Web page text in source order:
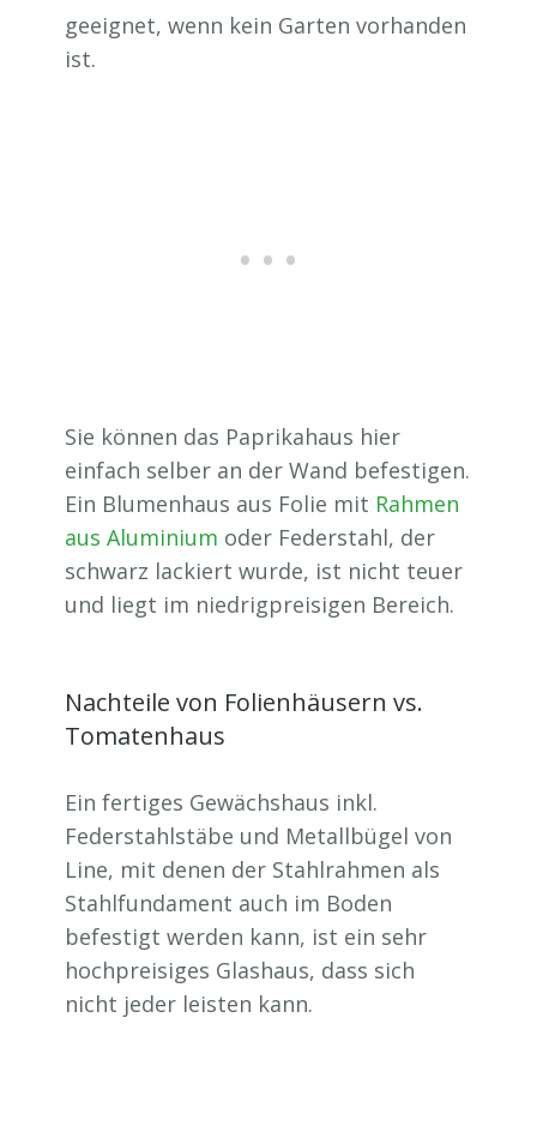
geeignet, wenn kein Garten vorhanden
ist.
Sie können das Paprikahaus hier
einfach selber an der Wand befestigen.
Ein Blumenhaus aus Folie mit Rahmen
aus Aluminium oder Federstahl, der
schwarz lackiert wurde, ist nicht teuer
und liegt im niedrigpreisigen Bereich.
Nachteile von Folienhäusern vs.
Tomatenhaus
Ein fertiges Gewächshaus inkl.
Federstahlstäbe und Metallbügel von
Line, mit denen der Stahlrahmen als
Stahlfundament auch im Boden
befestigt werden kann, ist ein sehr
hochpreisiges Glashaus, dass sich
nicht jeder leisten kann.